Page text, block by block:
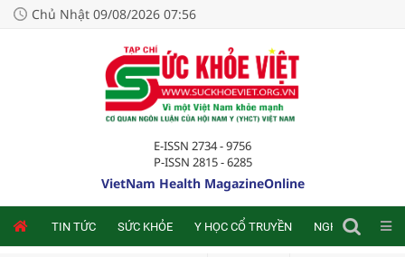
Chủ Nhật 09/08/2026 07:56
E-ISSN 2734 - 9756
P-ISSN 2815 - 6285
VietNam Health MagazineOnline
TIN TỨC SỨC KHỎE Y HỌC CỔ TRUYỀN NGHIÊN CỨU